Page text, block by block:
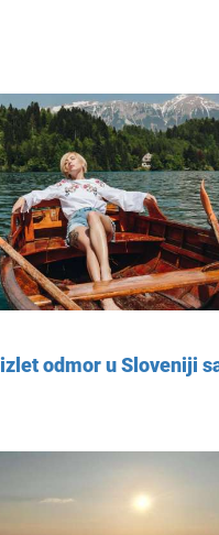
odmor u Sloveniji